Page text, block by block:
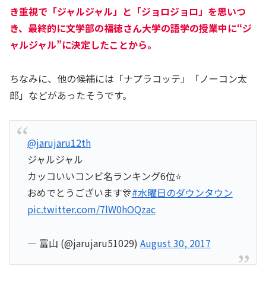
き重視で「ジャルジャル」と「ジョロジョロ」を思いつ
き、最終的に文学部の福徳さん大学の語学の授業中に“ジ
ャルジャル”に決定したことから。
ちなみに、他の候補には「ナプラコッテ」「ノーコン太
郎」などがあったそうです。
@jarujaru12th
ジャルジャル
カッコいいコンビ名ランキング6位⭐️
おめでとうございます🎊#水曜日のダウンタウン
pic.twitter.com/7lW0hOQzac
— 富山 (@jarujaru51029) August 30, 2017